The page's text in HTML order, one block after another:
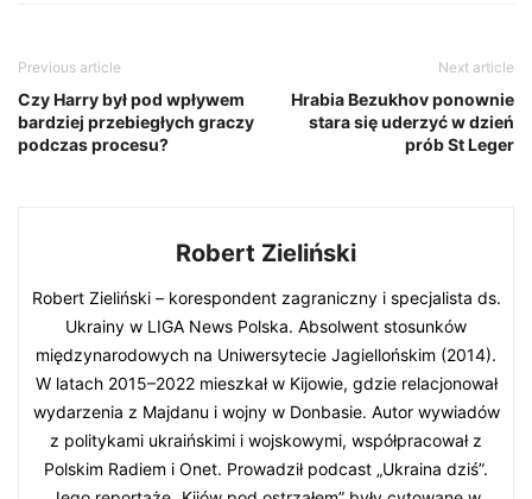
Previous article
Czy Harry był pod wpływem
bardziej przebiegłych graczy
podczas procesu?
Next article
Hrabia Bezukhov ponownie
stara się uderzyć w dzień
prób St Leger
Robert Zieliński
Robert Zieliński – korespondent zagraniczny i specjalista ds.
Ukrainy w LIGA News Polska. Absolwent stosunków
międzynarodowych na Uniwersytecie Jagiellońskim (2014).
W latach 2015–2022 mieszkał w Kijowie, gdzie relacjonował
wydarzenia z Majdanu i wojny w Donbasie. Autor wywiadów
z politykami ukraińskimi i wojskowymi, współpracował z
Polskim Radiem i Onet. Prowadził podcast „Ukraina dziś”.